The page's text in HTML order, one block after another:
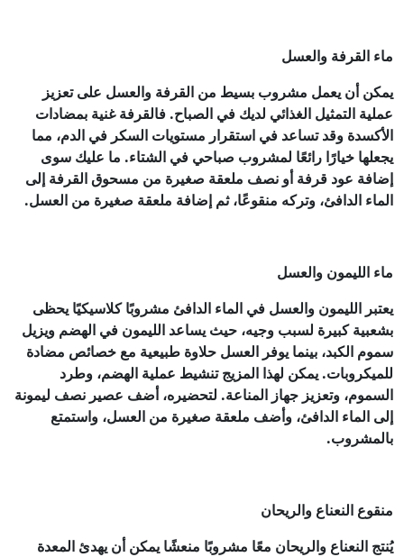
ماء القرفة والعسل
يمكن أن يعمل مشروب بسيط من القرفة والعسل على تعزيز
عملية التمثيل الغذائي لديك في الصباح. فالقرفة غنية بمضادات
الأكسدة وقد تساعد في استقرار مستويات السكر في الدم، مما
يجعلها خيارًا رائعًا لمشروب صباحي في الشتاء. ما عليك سوى
إضافة عود قرفة أو نصف ملعقة صغيرة من مسحوق القرفة إلى
الماء الدافئ، وتركه منقوعًا، ثم إضافة ملعقة صغيرة من العسل.
ماء الليمون والعسل
يعتبر الليمون والعسل في الماء الدافئ مشروبًا كلاسيكيًا يحظى
بشعبية كبيرة لسبب وجيه، حيث يساعد الليمون في الهضم ويزيل
سموم الكبد، بينما يوفر العسل حلاوة طبيعية مع خصائص مضادة
للميكروبات. يمكن لهذا المزيج تنشيط عملية الهضم، وطرد
السموم، وتعزيز جهاز المناعة. لتحضيره، أضف عصير نصف ليمونة
إلى الماء الدافئ، وأضف ملعقة صغيرة من العسل، واستمتع
بالمشروب.
منقوع النعناع والريحان
يُنتج النعناع والريحان معًا مشروبًا منعشًا يمكن أن يهدئ المعدة